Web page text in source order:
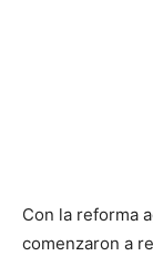
Con la reforma
comenzaron a